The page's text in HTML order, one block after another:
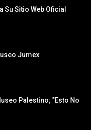
Su Sitio Web Oficial
Jumex
Palestino; "Esto No